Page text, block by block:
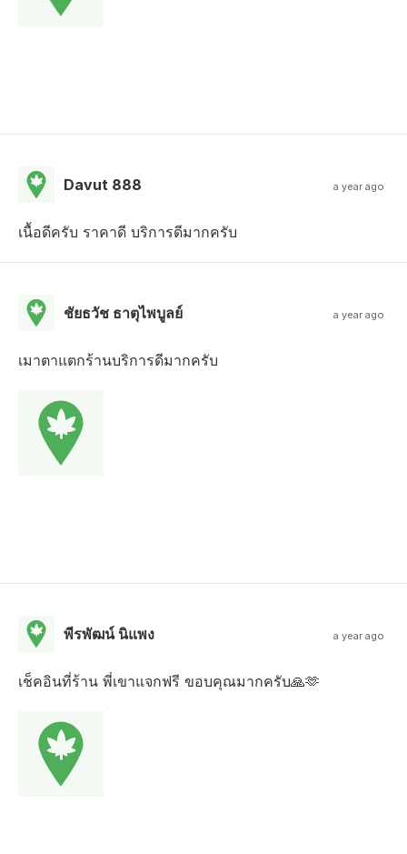
Davut 888 a year ago
เนื้อดีครับ ราคาดี บริการดีมากครับ
ชัยธวัช ธาตุไพบูลย์ a year ago
เมาตาแตกร้านบริการดีมากครับ
พีรพัฒน์ นิแพง a year ago
เช็คอินที่ร้าน พี่เขาแจกฟรี ขอบคุณมากครับ🙏🫶